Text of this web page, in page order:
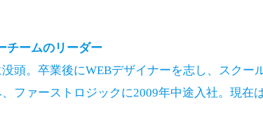
ームのリーダー
頭。卒業後にWEBデザイナーを志し、スクー
ファーストロジックに2009年中途入社。現在